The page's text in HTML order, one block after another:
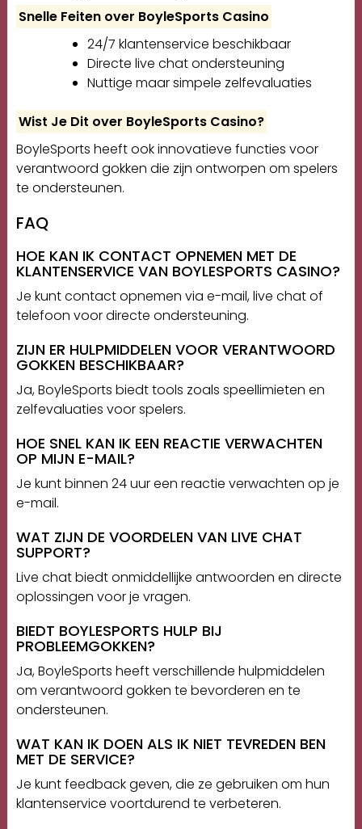
Snelle Feiten over BoyleSports Casino
24/7 klantenservice beschikbaar
Directe live chat ondersteuning
Nuttige maar simpele zelfevaluaties
Wist Je Dit over BoyleSports Casino?
BoyleSports heeft ook innovatieve functies voor
verantwoord gokken die zijn ontworpen om spelers
te ondersteunen.
FAQ
HOE KAN IK CONTACT OPNEMEN MET DE
KLANTENSERVICE VAN BOYLESPORTS CASINO?
Je kunt contact opnemen via e-mail, live chat of
telefoon voor directe ondersteuning.
ZIJN ER HULPMIDDELEN VOOR VERANTWOORD
GOKKEN BESCHIKBAAR?
Ja, BoyleSports biedt tools zoals speellimieten en
zelfevaluaties voor spelers.
HOE SNEL KAN IK EEN REACTIE VERWACHTEN
OP MIJN E-MAIL?
Je kunt binnen 24 uur een reactie verwachten op je
e-mail.
WAT ZIJN DE VOORDELEN VAN LIVE CHAT
SUPPORT?
Live chat biedt onmiddellijke antwoorden en directe
oplossingen voor je vragen.
BIEDT BOYLESPORTS HULP BIJ
PROBLEEMGOKKEN?
Ja, BoyleSports heeft verschillende hulpmiddelen
om verantwoord gokken te bevorderen en te
ondersteunen.
WAT KAN IK DOEN ALS IK NIET TEVREDEN BEN
MET DE SERVICE?
Je kunt feedback geven, die ze gebruiken om hun
klantenservice voortdurend te verbeteren.